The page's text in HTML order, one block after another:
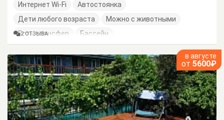
Интернет Wi-Fi
Автостоянка
Дети любого возраста
Можно с животными
Есть трансфер
Бассейн
2 ОТЗЫВА
в августе
от 5600₽